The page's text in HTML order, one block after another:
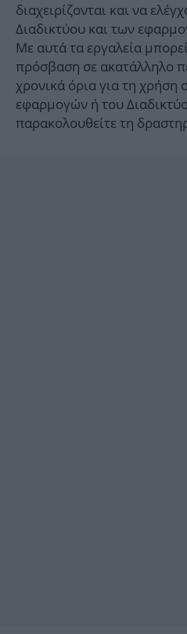
διαχειρίζονται και να
Διαδικτύου και των
Με αυτά τα εργαλεία
πρόσβαση σε ακατάλληλο
χρονικά όρια για τη χρήση
εφαρμογών ή του
παρακολουθείτε τη